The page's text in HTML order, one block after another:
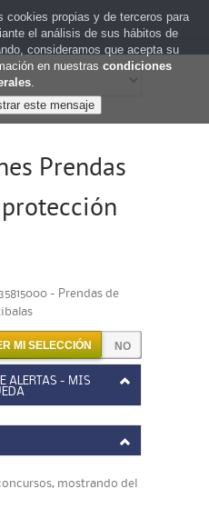
Prendas
- Prendas de
MI SELECCIÓN
ALERTAS - MIS
mostrando del
propias y de terceros para
el análisis de sus hábitos de
consideramos que acepta su
en nuestras condiciones
.